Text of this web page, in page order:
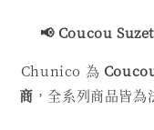
📢 Coucou
Chunico 為
商 ，全系列商品皆